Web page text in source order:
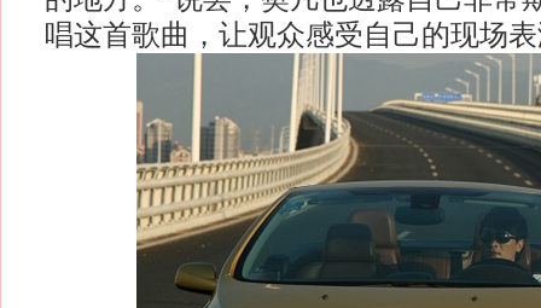
唱这首歌曲，让观众感受自己的现场